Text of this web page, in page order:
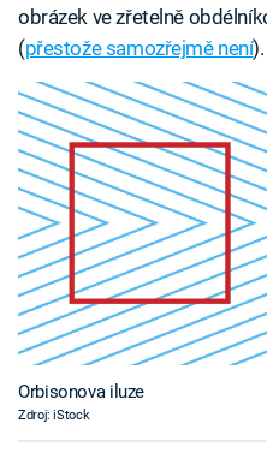
obrázek ve zřetelně
(přestože samozřejmě není).
Orbisonova iluze
Zdroj: iStock